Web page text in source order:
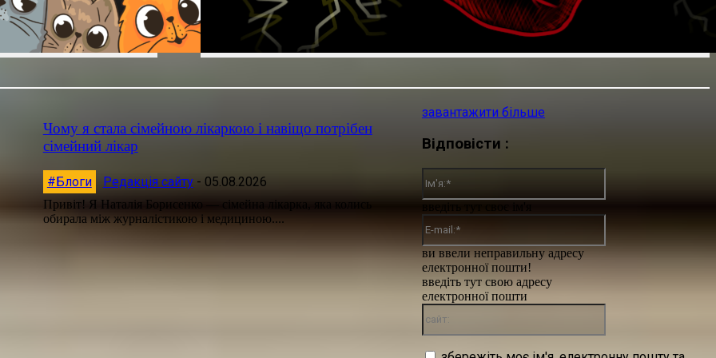
Чому я стала сімейною лікаркою і навіщо потрібен
сімейний лікар
#Блоги Редакція сайту - 05.08.2026
Привіт! Я Наталія Борисенко — сімейна лікарка, яка колись
обирала між журналістикою і медициною....
завантажити більше
Відповісти :
Ім'я:*
E-
ви ввели неправильну адресу
електронної пошти!
введіть тут свою адресу
електронної пошти
сайт: